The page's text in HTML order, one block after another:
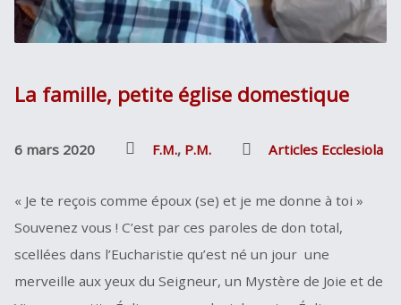
La famille, petite église domestique
6 mars 2020 F.M., P.M. Articles Ecclesiola
« Je te reçois comme époux (se) et je me donne à toi »
Souvenez vous ! C’est par ces paroles de don total,
scellées dans l’Eucharistie qu’est né un jour une
merveille aux yeux du Seigneur, un Mystère de Joie et de